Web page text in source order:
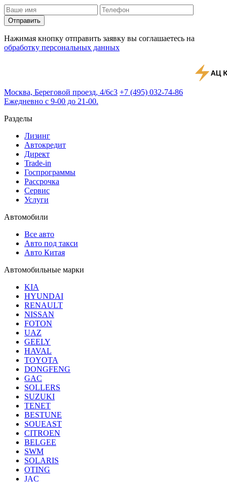
Отправить
Нажимая кнопку отправить заявку вы соглашаетесь на
обработку персональных данных
Москва, Береговой проезд, 4/6с3 +7 (495) 032-74-86
Ежедневно с 9-00 до 21-00.
Разделы
Лизинг
Автокредит
Директ
Trade-in
Госпрограммы
Рассрочка
Сервис
Услуги
Автомобили
Все авто
Авто под такси
Авто Китая
Автомобильные марки
KIA
HYUNDAI
RENAULT
NISSAN
FOTON
UAZ
GEELY
HAVAL
TOYOTA
DONGFENG
GAC
SOLLERS
SUZUKI
TENET
BESTUNE
SOUEAST
CITROEN
BELGEE
SWM
SOLARIS
OTING
JAC